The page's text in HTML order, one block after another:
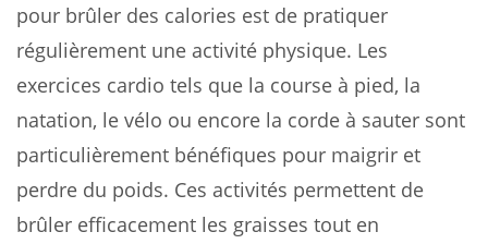
pour brûler des calories est de pratiquer
régulièrement une activité physique. Les
exercices cardio tels que la course à pied, la
natation, le vélo ou encore la corde à sauter sont
particulièrement bénéfiques pour maigrir et
perdre du poids. Ces activités permettent de
brûler efficacement les graisses tout en